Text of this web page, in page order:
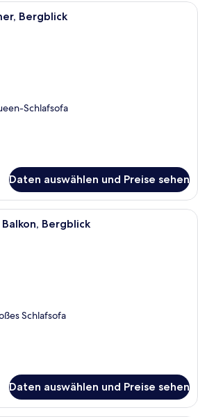
Ein Hotelzimmer mit einem
Bergblick
Schlafsofa
Daten auswählen und Preise sehen
Ein ordentlich bezogenes Bett mit
Bergblick
Schlafsofa
Daten auswählen und Preise sehen